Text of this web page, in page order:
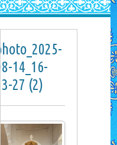
photo_2025-
08-14_16-
33-27 (2)